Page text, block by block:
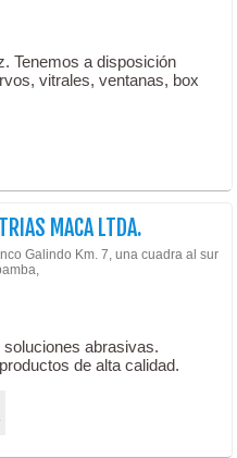
Tenemos a disposición
vitrales, ventanas, box
MACA LTDA.
Galindo Km. 7, una cuadra al sur
abrasivas.
de alta calidad.